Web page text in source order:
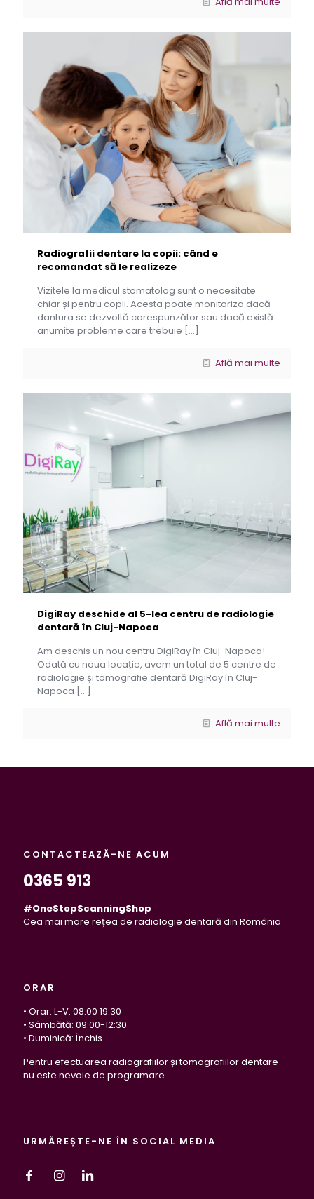
Radiografii dentare la copii: când e
recomandat să le realizeze
Vizitele la medicul stomatolog sunt o necesitate
chiar și pentru copii. Acesta poate monitoriza dacă
dantura se dezvoltă corespunzător sau dacă există
anumite probleme care trebuie […]
Află mai multe
DigiRay deschide al 5-lea centru de radiologie
dentară în Cluj-Napoca
Am deschis un nou centru DigiRay în Cluj-Napoca!
Odată cu noua locație, avem un total de 5 centre de
radiologie și tomografie dentară DigiRay în Cluj-
Napoca […]
Află mai multe
CONTACTEAZĂ-NE ACUM
0365 913
#OneStopScanningShop
Cea mai mare rețea de radiologie dentară din România
ORAR
• Orar: L-V: 08:00 19:30
• Sâmbătă: 09:00-12:30
• Duminică: Închis
Pentru efectuarea radiografiilor și tomografiilor dentare
nu este nevoie de programare.
URMĂREȘTE-NE ÎN SOCIAL MEDIA